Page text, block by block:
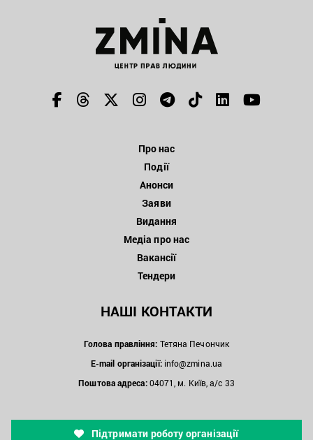
Про нас
Події
Анонси
Заяви
Видання
Медіа про нас
Вакансії
Тендери
НАШІ КОНТАКТИ
Голова правління: Тетяна Печончик
E-mail організації: info@zmina.ua
Поштова адреса:04071, м. Київ, а/с 33
Підтримати роботу організації